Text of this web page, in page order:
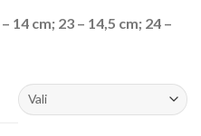
14 cm; 23 – 14,5 cm; 24 –